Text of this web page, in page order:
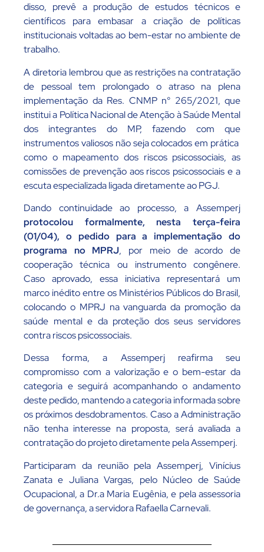
disso, prevê a produção de estudos técnicos e
científicos para embasar a criação de políticas
institucionais voltadas ao bem-estar no ambiente de
trabalho.
A diretoria lembrou que as restrições na contratação
de pessoal tem prolongado o atraso na plena
implementação da Res. CNMP n° 265/2021, que
institui a Política Nacional de Atenção à Saúde Mental
dos integrantes do MP, fazendo com que
instrumentos valiosos não seja colocados em prática
como o mapeamento dos riscos psicossociais, as
comissões de prevenção aos riscos psicossociais e a
escuta especializada ligada diretamente ao PGJ.
Dando continuidade ao processo, a Assemperj
protocolou formalmente, nesta terça-feira
(01/04), o pedido para a implementação do
programa no MPRJ, por meio de acordo de
cooperação técnica ou instrumento congênere.
Caso aprovado, essa iniciativa representará um
marco inédito entre os Ministérios Públicos do Brasil,
colocando o MPRJ na vanguarda da promoção da
saúde mental e da proteção dos seus servidores
contra riscos psicossociais.
Dessa forma, a Assemperj reafirma seu
compromisso com a valorização e o bem-estar da
categoria e seguirá acompanhando o andamento
deste pedido, mantendo a categoria informada sobre
os próximos desdobramentos. Caso a Administração
não tenha interesse na proposta, será avaliada a
contratação do projeto diretamente pela Assemperj.
Participaram da reunião pela Assemperj, Vinícius
Zanata e Juliana Vargas, pelo Núcleo de Saúde
Ocupacional, a Dr.a Maria Eugênia, e pela assessoria
de governança, a servidora Rafaella Carnevali.